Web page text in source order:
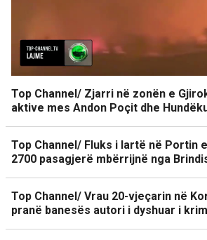
Top Channel/ Zjarri në zonën e
aktive mes Andon Poçit dhe
Top Channel/ Fluks i lartë në Portin
2700 pasagjerë mbërrijnë nga
Top Channel/ Vrau 20-vjeçarin në
pranë banesës autori i dyshuar i